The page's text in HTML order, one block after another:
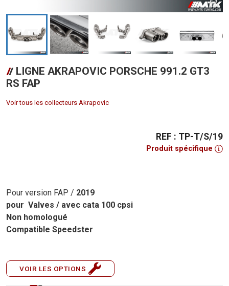
LIGNE AKRAPOVIC PORSCHE 991.2 GT3
RS FAP
Voir tous les collecteurs Akrapovic
REF : TP-T/S/19
Produit spécifique
Pour version FAP / 2019
pour Valves / avec cata 100 cpsi
Non homologué
Compatible Speedster
VOIR LES OPTIONS